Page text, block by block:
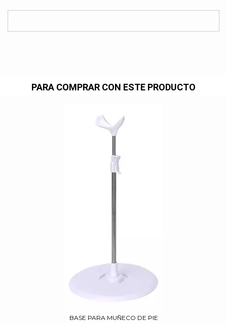
PARA COMPRAR CON ESTE PRODUCTO
BASE PARA MUÑECO DE PIE